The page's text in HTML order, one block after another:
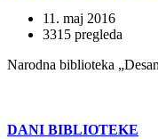
11. maj 2016
3315 pregleda
Narodna biblioteka
DANI BIBLIOTEKE